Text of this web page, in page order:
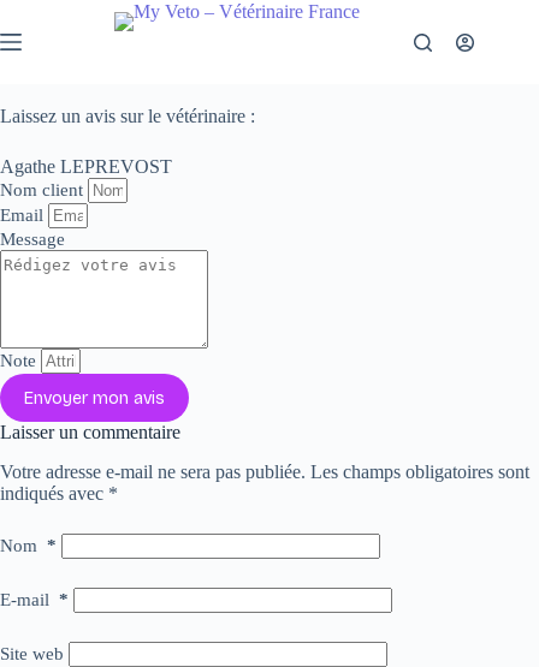
au
contenu
Laissez un avis sur le vétérinaire :
Agathe LEPREVOST
Nom client
Email
Message
Note
Envoyer mon avis
Laisser un commentaire
Votre adresse e-mail ne sera pas publiée. Les champs obligatoires sont
indiqués avec *
Nom *
E-mail *
Site web